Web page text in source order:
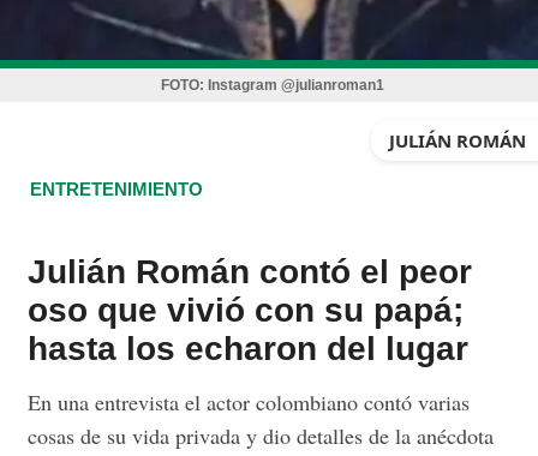
FOTO: Instagram @julianroman1
JULIÁN ROMÁN
ENTRETENIMIENTO
Julián Román contó el peor
oso que vivió con su papá;
hasta los echaron del lugar
En una entrevista el actor colombiano contó varias
cosas de su vida privada y dio detalles de la anécdota